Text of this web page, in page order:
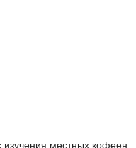
местных кофеен.